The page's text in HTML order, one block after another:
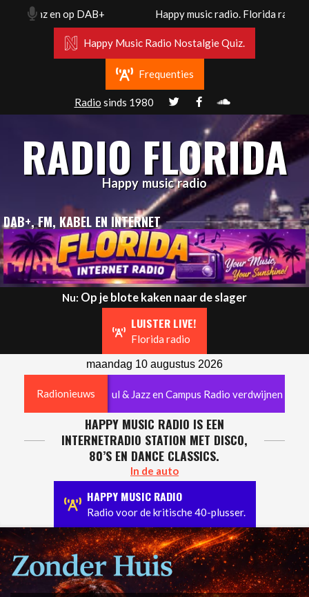
Mhz en op DAB+ Happy music radio. Florida radio
Happy Music Radio Nostalgie Quiz.
Frequenties
Radio sinds 1980
RADIO FLORIDA
Happy music radio
DAB+, FM, KABEL EN INTERNET
Nu: Op je blote kaken naar de slager
LUISTER LIVE!
Florida radio
maandag 10 augustus 2026
RadionieuwsSoul & Jazz en Campus Radio verdwijnen
HAPPY MUSIC RADIO IS EEN
INTERNETRADIO STATION MET DISCO,
80’S EN DANCE CLASSICS.
In de auto
HAPPY MUSIC RADIO
Radio voor de kritische 40-plusser.